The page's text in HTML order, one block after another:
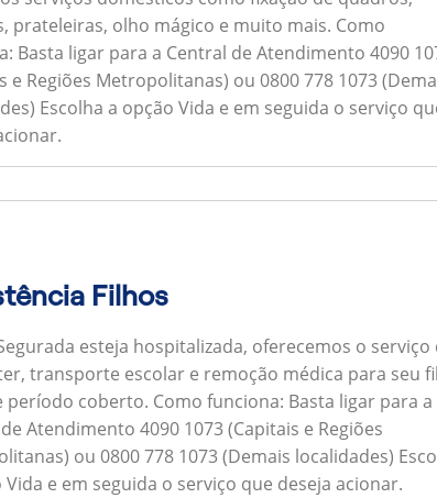
prateleiras, olho mágico e muito mais. Como
Basta ligar para a Central de Atendimento 4090
e Regiões Metropolitanas) ou 0800 778 1073
Escolha a opção Vida e em seguida o serviço
Filhos
esteja hospitalizada, oferecemos o serviço
transporte escolar e remoção médica para seu
período coberto. Como funciona: Basta ligar para a
Atendimento 4090 1073 (Capitais e Regiões
ou 0800 778 1073 (Demais localidades)
Vida e em seguida o serviço que deseja acionar.